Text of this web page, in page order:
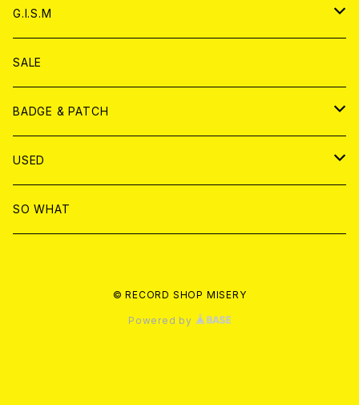
ANALOG
ANALOG
CD
ANALOG
アナログ
DVD
T-shirt & WEAR
G.I.S.M
CD
ANALOG
T-SHIRT & WEAR
DVD
SALE
BADGE & PATCH
BADGE
PATCH
USED
書籍
SO WHAT
© RECORD SHOP MISERY
Powered by